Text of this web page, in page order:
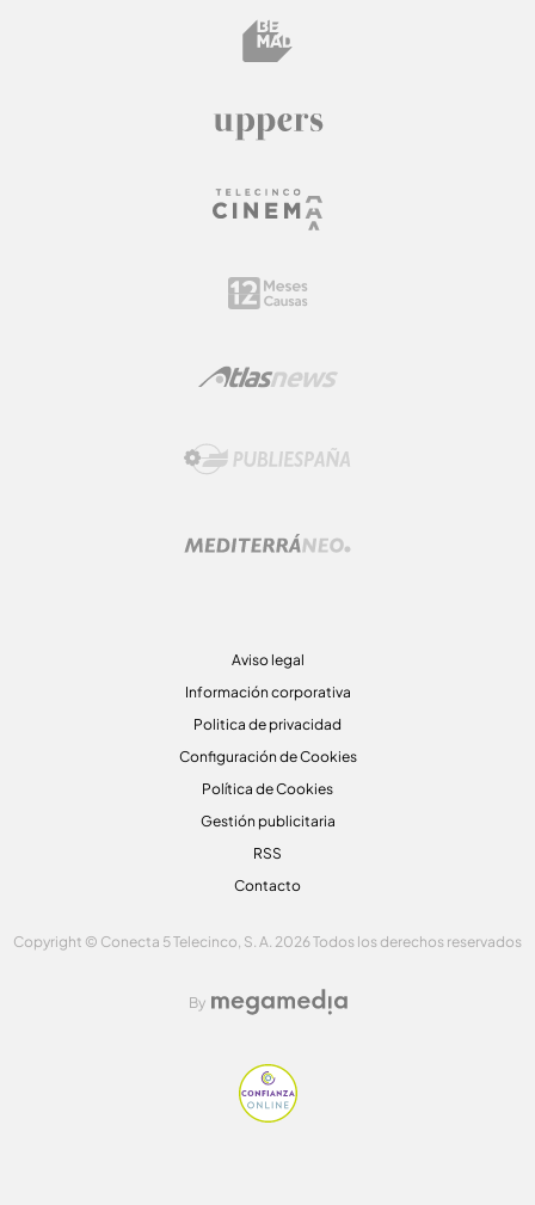
Aviso legal
Información corporativa
Politica de privacidad
Configuración de Cookies
Política de Cookies
Gestión publicitaria
RSS
Contacto
Copyright © Conecta 5 Telecinco, S. A. 2026 Todos los derechos reservados
By